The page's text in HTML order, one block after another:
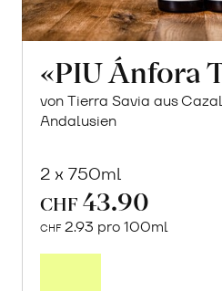
«PIU Ánfora
von Tierra Savia aus
Andalusien
2 x 750ml
CHF 43.90
CHF 2.93 pro 100ml